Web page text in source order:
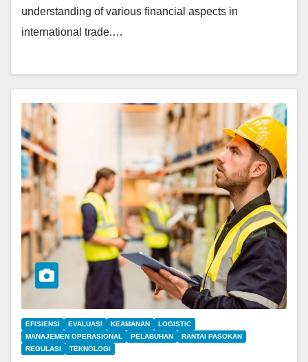
understanding of various financial aspects in
international trade.…
EFISIENSI EVALUASI KEAMANAN
LOGISTIC
MANAJEMEN OPERASIONAL
PELABUHAN
RANTAI PASOKAN
REGULASI
TEKNOLOGI